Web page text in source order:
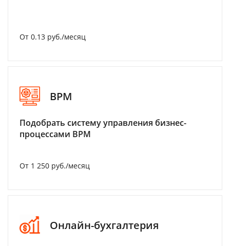
От 0.13 руб./месяц
BPM
Подобрать систему управления бизнес-
процессами BPM
От 1 250 руб./месяц
Онлайн-бухгалтерия